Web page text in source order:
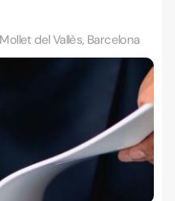
del Vallès, Barcelona